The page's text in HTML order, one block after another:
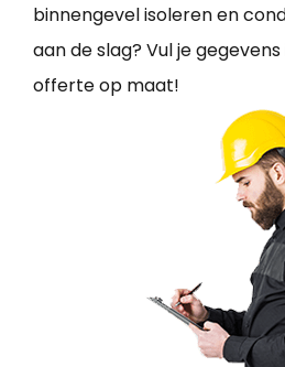
binnengevel isoleren en
aan de slag? Vul je
offerte op maat!